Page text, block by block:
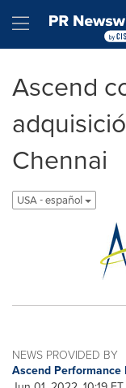
Hamburger
Ascend
Chennai
USA - español
NEWS PROVIDED BY
Ascend